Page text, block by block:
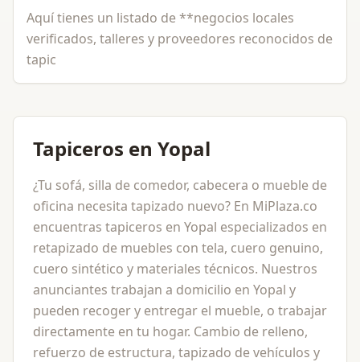
Aquí tienes un listado de **negocios locales
verificados, talleres y proveedores reconocidos de
tapic
Tapiceros en Yopal
¿Tu sofá, silla de comedor, cabecera o mueble de
oficina necesita tapizado nuevo? En MiPlaza.co
encuentras tapiceros en Yopal especializados en
retapizado de muebles con tela, cuero genuino,
cuero sintético y materiales técnicos. Nuestros
anunciantes trabajan a domicilio en Yopal y
pueden recoger y entregar el mueble, o trabajar
directamente en tu hogar. Cambio de relleno,
refuerzo de estructura, tapizado de vehículos y